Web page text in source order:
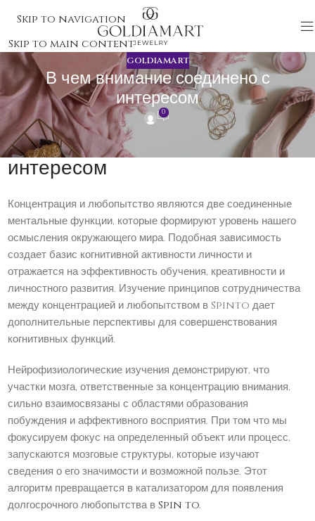
Skip to navigation
Skip to main content
GOLDIAMART
В чем внимание соединено с
интересом
0
В чем внимание соединено с
интересом
Концентрация и любопытство являются две соединенные
ментальные функции, которые формируют уровень нашего
осмысления окружающего мира. Подобная зависимость
создает базис когнитивной активности личности и
отражается на эффективность обучения, креативности и
личностного развития. Изучение принципов сотрудничества
между концентрацией и любопытством в Spinto дает
дополнительные перспективы для совершенствования
когнитивных функций.
Нейрофизиологические изучения демонстрируют, что
участки мозга, ответственные за концентрацию внимания,
сильно взаимосвязаны с областями образования
побуждения и аффективного восприятия. При том что мы
фокусируем фокус на определенный объект или процесс,
запускаются мозговые структуры, которые изучают
сведения о его значимости и возможной пользе. Этот
алгоритм превращается в катализатором для появления
долгосрочного любопытства вSpin to.